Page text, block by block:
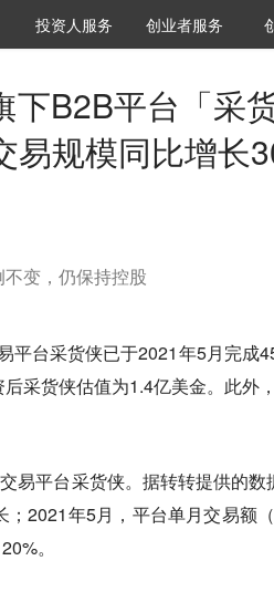
VClub投资机构库
投资机构职位推介
投资人服务 创投氪堂
创业者服务
下B2B平台「采
易规模同比增长
变，仍保持控股
平台采货侠已于2021年5月完成
采货侠估值为1.4亿美金。此外
易平台采货侠。据转转提供的
2021年5月，平台单月交易额
。